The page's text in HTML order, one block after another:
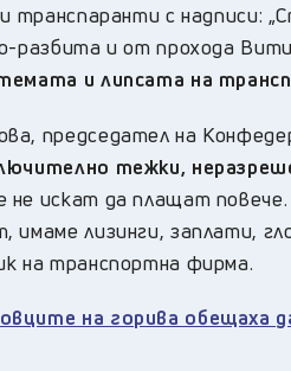
транспаранти с надписи:
разбита и от прохода
и липсата на
председател на
тежки,
искат да плащат
имаме лизинги, заплати,
на транспортна фирма.
на горива обещаха